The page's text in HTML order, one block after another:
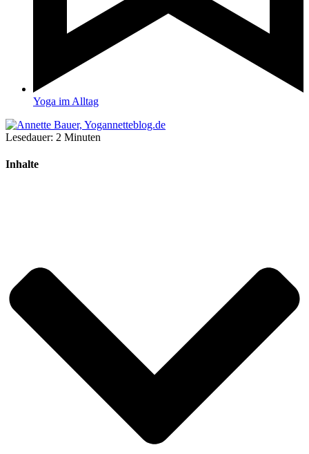
Yoga im Alltag
Lesedauer: 2 Minuten
Inhalte